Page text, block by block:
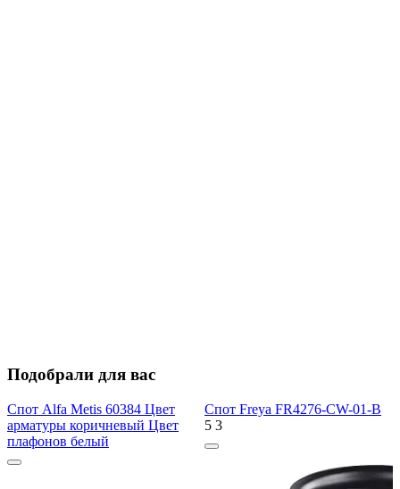
Подобрали для вас
Спот Alfa Metis 60384 Цвет
арматуры коричневый Цвет
плафонов белый
Спот Freya FR4276-CW-01-B
5 3